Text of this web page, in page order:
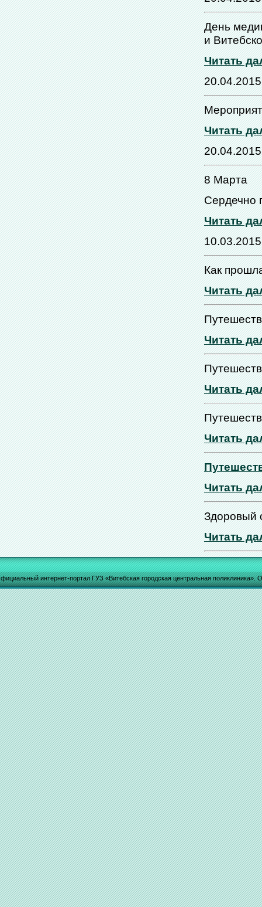
День
и
Читать
20.04.2015
Читать
20.04.2015
8 Марта
Сердечно
Читать
10.03.2015
Как
Читать
Читать
Читать
Читать
Читать
Здоровый
Читать
интернет-портал ГУЗ «Витебская городская центральная поликлиника».